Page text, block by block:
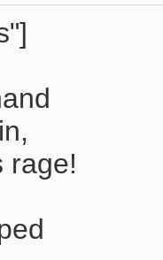
rage!